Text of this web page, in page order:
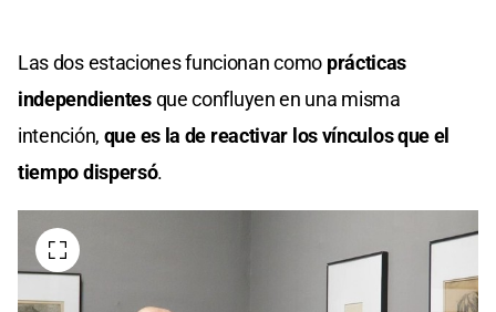
Las dos estaciones funcionan como prácticas
independientesque confluyen en una misma
intención, que es la de reactivar los vínculos que el
tiempo dispersó.